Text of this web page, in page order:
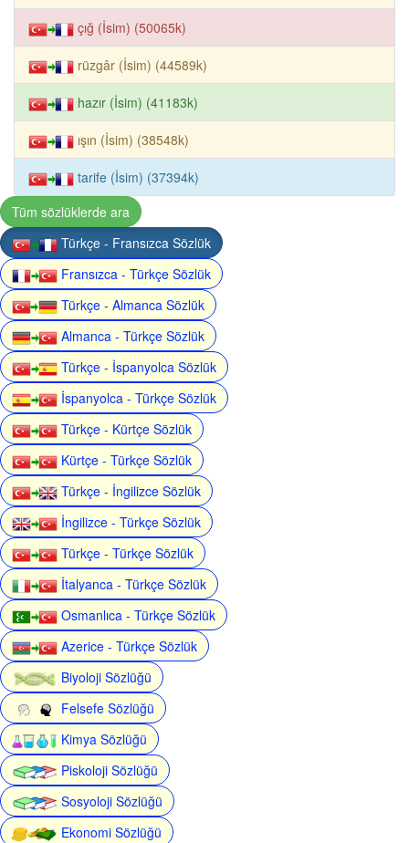
çığ (İsim) (50065k)
rüzgâr (İsim) (44589k)
hazır (İsim) (41183k)
ışın (İsim) (38548k)
tarife (İsim) (37394k)
Tüm sözlüklerde ara
Türkçe - Fransızca Sözlük
Fransızca - Türkçe Sözlük
Türkçe - Almanca Sözlük
Almanca - Türkçe Sözlük
Türkçe - İspanyolca Sözlük
İspanyolca - Türkçe Sözlük
Türkçe - Kürtçe Sözlük
Kürtçe - Türkçe Sözlük
Türkçe - İngilizce Sözlük
İngilizce - Türkçe Sözlük
Türkçe - Türkçe Sözlük
İtalyanca - Türkçe Sözlük
Osmanlıca - Türkçe Sözlük
Azerice - Türkçe Sözlük
Biyoloji Sözlüğü
Felsefe Sözlüğü
Kimya Sözlüğü
Piskoloji Sözlüğü
Sosyoloji Sözlüğü
Ekonomi Sözlüğü